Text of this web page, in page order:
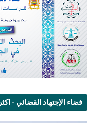
فضاء الإجتهاد القضائي - اكثر 25 ألف قرار قضائي